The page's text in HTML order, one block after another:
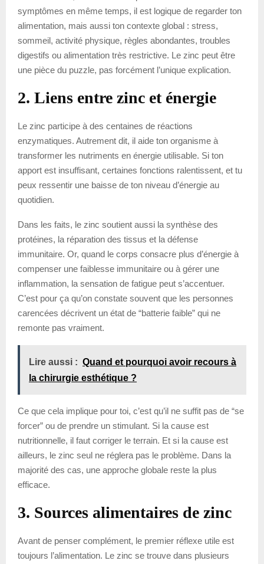
symptômes en même temps, il est logique de regarder ton
alimentation, mais aussi ton contexte global : stress,
sommeil, activité physique, règles abondantes, troubles
digestifs ou alimentation très restrictive. Le zinc peut être
une pièce du puzzle, pas forcément l’unique explication.
2. Liens entre zinc et énergie
Le zinc participe à des centaines de réactions
enzymatiques. Autrement dit, il aide ton organisme à
transformer les nutriments en énergie utilisable. Si ton
apport est insuffisant, certaines fonctions ralentissent, et tu
peux ressentir une baisse de ton niveau d’énergie au
quotidien.
Dans les faits, le zinc soutient aussi la synthèse des
protéines, la réparation des tissus et la défense
immunitaire. Or, quand le corps consacre plus d’énergie à
compenser une faiblesse immunitaire ou à gérer une
inflammation, la sensation de fatigue peut s’accentuer.
C’est pour ça qu’on constate souvent que les personnes
carencées décrivent un état de “batterie faible” qui ne
remonte pas vraiment.
Lire aussi : Quand et pourquoi avoir recours à
la chirurgie esthétique ?
Ce que cela implique pour toi, c’est qu’il ne suffit pas de “se
forcer” ou de prendre un stimulant. Si la cause est
nutritionnelle, il faut corriger le terrain. Et si la cause est
ailleurs, le zinc seul ne réglera pas le problème. Dans la
majorité des cas, une approche globale reste la plus
efficace.
3. Sources alimentaires de zinc
Avant de penser complément, le premier réflexe utile est
toujours l’alimentation. Le zinc se trouve dans plusieurs